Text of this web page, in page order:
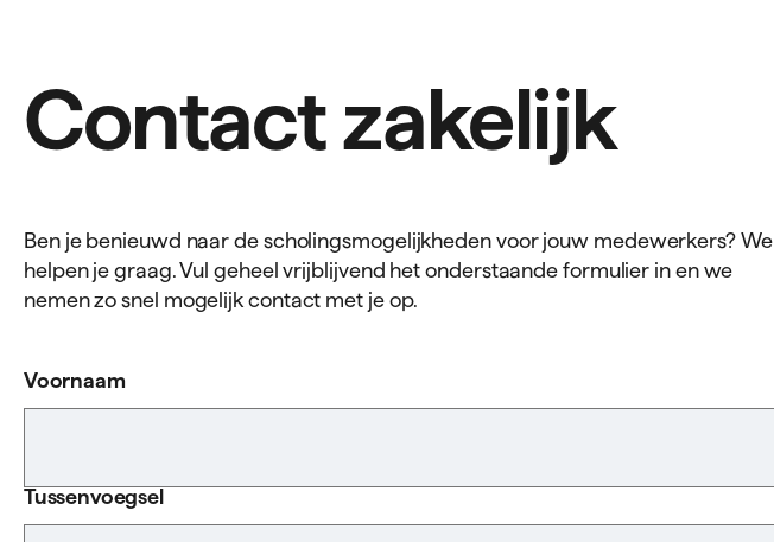
Contact zakelijk
Ben je benieuwd naar de scholingsmogelijkheden voor jouw medewerkers? We
helpen je graag. Vul geheel vrijblijvend het onderstaande formulier in en we
nemen zo snel mogelijk contact met je op.
Voornaam
Tussenvoegsel